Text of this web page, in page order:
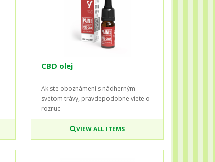
CBD olej
Ak ste oboznámení s nádherným
svetom trávy, pravdepodobne viete o
rozruc
VIEW ALL ITEMS